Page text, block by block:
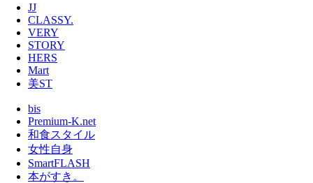
JJ
CLASSY.
VERY
STORY
HERS
Mart
美ST
bis
Premium-K.net
和食スタイル
女性自身
SmartFLASH
本がすき。